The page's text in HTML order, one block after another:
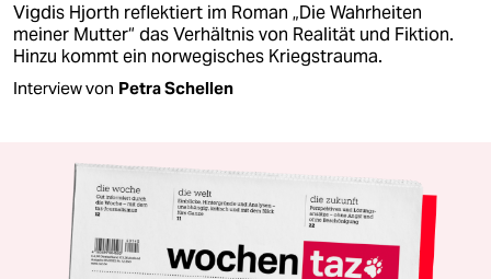
Vigdis Hjorth reflektiert im Roman „Die Wahrheiten
meiner Mutter“ das Verhältnis von Realität und Fiktion.
Hinzu kommt ein norwegisches Kriegstrauma.
Interview von Petra Schellen